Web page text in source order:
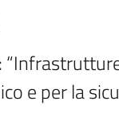
e per la